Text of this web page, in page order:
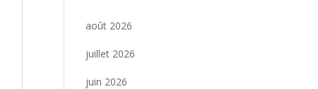
août 2026
juillet 2026
juin 2026